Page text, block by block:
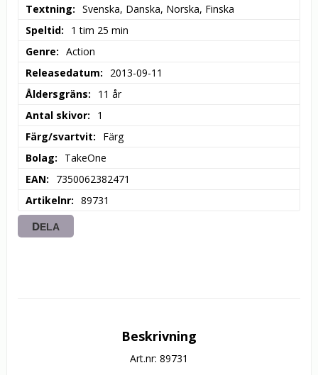
Textning
Svenska, Danska, Norska, Finska
Speltid
1 tim 25 min
Genre
Action
Releasedatum
2013-09-11
Åldersgräns
11 år
Antal skivor
1
Färg/svartvit
Färg
Bolag
TakeOne
EAN
7350062382471
Artikelnr
89731
DELA
Beskrivning
Art.nr: 89731